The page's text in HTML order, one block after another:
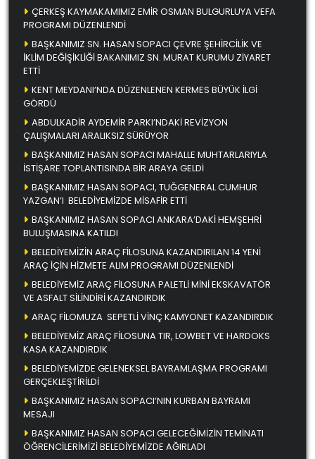
ÇERKEŞ KAYMAKAMIMIZ EMİR OSMAN BULGURLUYA VEFA
PROGRAMI DÜZENLENDİ
BAŞKANIMIZ SN. HASAN SOPACI ÇEVRE ŞEHİRCİLİK VE
İKLİM DEĞİŞİKLİĞİ BAKANIMIZ SN. MURAT KURUMU ZİYARET
ETTİ
KENT MEYDANI’NDA DÜZENLENEN KERMES BÜYÜK İLGİ
GÖRDÜ
ABDULKADİR AYDEMİR PARKI’NDAKİ REVİZYON
ÇALIŞMALARI ARALIKSIZ SÜRÜYOR
BAŞKANIMIZ HASAN SOPACI MAHALLE MUHTARLARIYLA
İSTİŞARE TOPLANTISINDA BİR ARAYA GELDİ
BAŞKANIMIZ HASAN SOPACI, TUĞGENERAL CUMHUR
YAZGAN’I BELEDİYEMİZDE MİSAFİR ETTİ
BAŞKANIMIZ HASAN SOPACI ANKARA’DAKİ HEMŞEHRİ
BULUŞMASINA KATILDI
BELEDİYEMİZİN ARAÇ FİLOSUNA KAZANDIRILAN 14 YENİ
ARAÇ İÇİN HİZMETE ALIM PROGRAMI DÜZENLENDİ
BELEDİYEMİZ ARAÇ FİLOSUNA PALETLİ MİNİ EKSKAVATÖR
VE ASFALT SİLİNDİRİ KAZANDIRDIK
ARAÇ FİLOMUZA SEPETLİ VİNÇ KAMYONET KAZANDIRDIK
BELEDİYEMİZ ARAÇ FİLOSUNA TIR, LOWBET VE HARDOKS
KASA KAZANDIRDIK
BELEDİYEMİZDE GELENEKSEL BAYRAMLAŞMA PROGRAMI
GERÇEKLEŞTİRİLDİ
BAŞKANIMIZ HASAN SOPACI’NIN KURBAN BAYRAMI
MESAJI
BAŞKANIMIZ HASAN SOPACI GELECEĞİMİZİN TEMİNATI
ÖĞRENCİLERİMİZİ BELEDİYEMİZDE AĞIRLADI